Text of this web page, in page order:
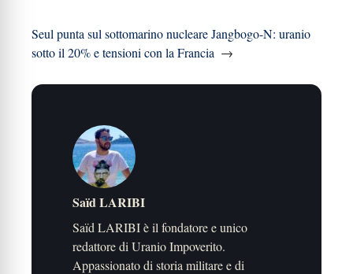
Seul punta sul sottomarino nucleare Jangbogo-N: uranio
sotto il 20% e tensioni con la Francia →
Saïd LARIBI
Saïd LARIBI è il fondatore e unico
redattore di Uranio Impoverito.
Appassionato di storia militare e di